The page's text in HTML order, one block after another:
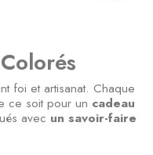
foi et artisanat. Chaque
ce soit pour un cadeau
avec un savoir-faire